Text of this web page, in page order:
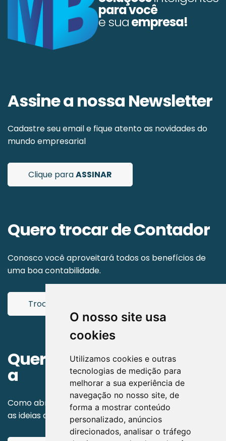
O nosso site usa
cookies
Utilizamos cookies e outras
tecnologias de medição para
melhorar a sua experiência de
navegação no nosso site, de
forma a mostrar conteúdo
personalizado, anúncios
direcionados, analisar o tráfego
paravocê
e suaempresa!
Assine a nossa Newsletter
Cadastre seu email e fique atento as novidades do
mundo empresarial
Clique paraASSINAR
Quero trocar de Contador
Conosco você aproveitará todos os benefícios de
uma boa contabilidade.
Trocar de
Quero abrir minha Empres
a
Como abrir uma empresa? Passo a passo para tirar
as ideias do papel.